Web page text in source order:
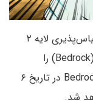
، راهکار مقیاس‌پذیری لایه ۲
شبکه اتریوم تاریخ اجرای هارد فورک بدراک (Bedrock) را
مشخص کرد. به گفته این تیم، هارد فورک Bedrock در تاریخ ۶